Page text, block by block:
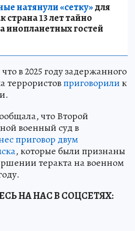
натянули «сетку»для
13 лет тайно
инопланетных гостей
в 2025 году задержанного
террористовприговорилик
что Второй
военный суд в
приговор двум
, которые были признаны
теракта на военном
НА НАС В СОЦСЕТЯХ: